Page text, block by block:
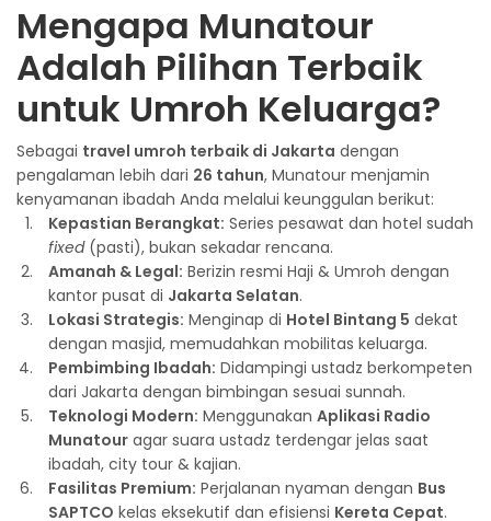
Mengapa Munatour
Adalah Pilihan Terbaik
untuk Umroh Keluarga?
Sebagai travel umroh terbaik di Jakarta dengan
pengalaman lebih dari 26 tahun, Munatour menjamin
kenyamanan ibadah Anda melalui keunggulan berikut:
Kepastian Berangkat: Series pesawat dan hotel sudah
fixed(pasti), bukan sekadar rencana.
Amanah & Legal: Berizin resmi Haji & Umroh dengan
kantor pusat di Jakarta Selatan.
Lokasi Strategis: Menginap di Hotel Bintang 5 dekat
dengan masjid, memudahkan mobilitas keluarga.
Pembimbing Ibadah: Didampingi ustadz berkompeten
dari Jakarta dengan bimbingan sesuai sunnah.
Teknologi Modern: Menggunakan Aplikasi Radio
Munatour agar suara ustadz terdengar jelas saat
ibadah, city tour & kajian.
Fasilitas Premium: Perjalanan nyaman dengan Bus
SAPTCO kelas eksekutif dan efisiensi Kereta Cepat.